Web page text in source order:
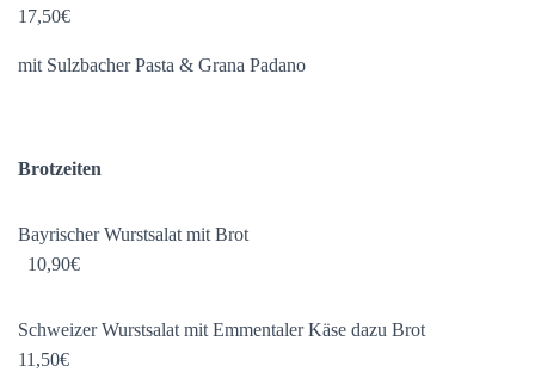
17,50€
mit Sulzbacher Pasta & Grana Padano
Brotzeiten
Bayrischer Wurstsalat mit Brot
10,90€
Schweizer Wurstsalat mit Emmentaler Käse dazu Brot
11,50€